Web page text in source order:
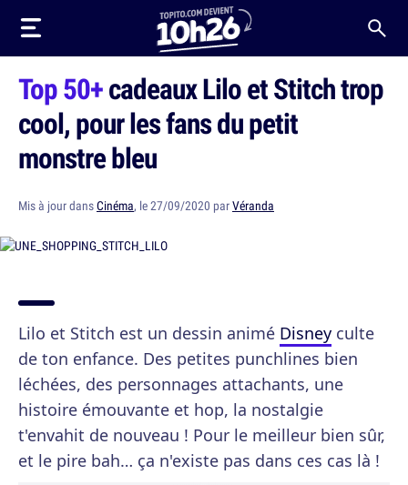
Top 50+cadeaux Lilo et Stitch trop
cool, pour les fans du petit
monstre bleu
Mis à jour dansCinéma, le 27/09/2020 parVéranda
Lilo et Stitch est un dessin animé Disney culte
de ton enfance. Des petites punchlines bien
léchées, des personnages attachants, une
histoire émouvante et hop, la nostalgie
t'envahit de nouveau ! Pour le meilleur bien sûr,
et le pire bah… ça n'existe pas dans ces cas là !